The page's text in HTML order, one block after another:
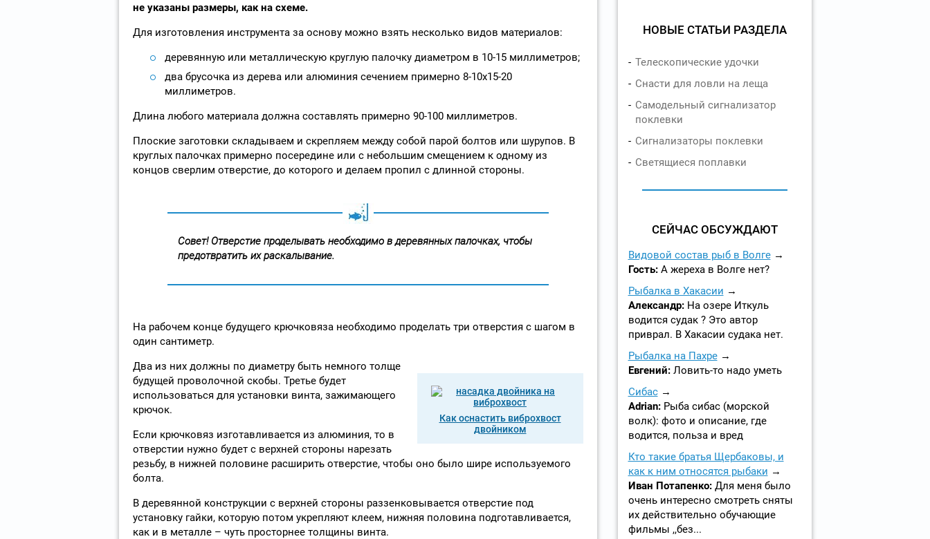
не указаны размеры, как на схеме.
Для изготовления инструмента за основу можно взять несколько видов материалов:
деревянную или металлическую круглую палочку диаметром в 10-15 миллиметров;
два брусочка из дерева или алюминия сечением примерно 8-10х15-20
миллиметров.
Длина любого материала должна составлять примерно 90-100 миллиметров.
Плоские заготовки складываем и скрепляем между собой парой болтов или шурупов. В
круглых палочках примерно посередине или с небольшим смещением к одному из
концов сверлим отверстие, до которого и делаем пропил с длинной стороны.
Совет! Отверстие проделывать необходимо в деревянных палочках, чтобы
предотвратить их раскалывание.
На рабочем конце будущего крючковяза необходимо проделать три отверстия с шагом в
один сантиметр.
Как оснастить виброхвост
двойником
Два из них должны по диаметру быть немного толще
будущей проволочной скобы. Третье будет
использоваться для установки винта, зажимающего
крючок.
Если крючковяз изготавливается из алюминия, то в
отверстии нужно будет с верхней стороны нарезать
резьбу, в нижней половине расширить отверстие, чтобы оно было шире используемого
болта.
В деревянной конструкции с верхней стороны раззенковывается отверстие под
установку гайки, которую потом укрепляют клеем, нижняя половина подготавливается,
как и в металле – чуть просторнее толщины винта.
НОВЫЕ СТАТЬИ РАЗДЕЛА
Телескопические удочки
Снасти для ловли на леща
Самодельный сигнализатор
поклевки
Сигнализаторы поклевки
Светящиеся поплавки
СЕЙЧАС ОБСУЖДАЮТ
Видовой состав рыб в Волге
Гость: А жереха в Волге нет?
Рыбалка в Хакасии
Александр: На озере Иткуль
водится судак ? Это автор
приврал. В Хакасии судака нет.
Рыбалка на Пахре
Евгений: Ловить-то надо уметь
Сибас
Adrian: Рыба сибас (морской
волк): фото и описание, где
водится, польза и вред
Кто такие братья Щербаковы, и
как к ним относятся рыбаки
Иван Потапенко: Для меня было
очень интересно смотреть сняты
их действительно обучающие
фильмы ,,без...